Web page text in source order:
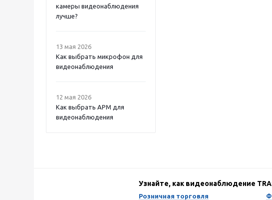
камеры видеонаблюдения
лучше?
13 мая 2026
Как выбрать микрофон для
видеонаблюдения
12 мая 2026
Как выбрать APM для
видеонаблюдения
Узнайте, как видеонаблюдение
Розничная торговля